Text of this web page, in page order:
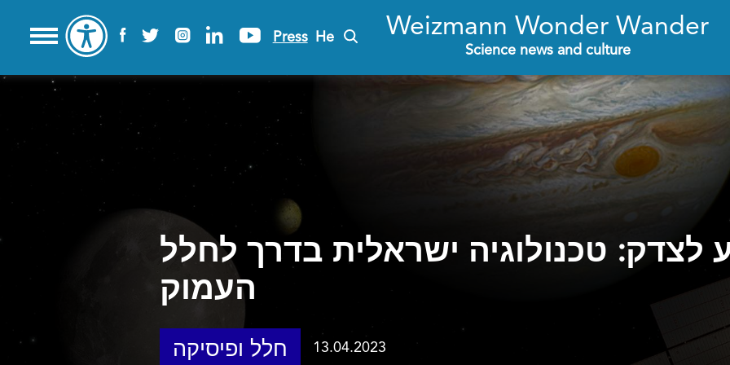
Press He Weizmann Wonder Wander
Science news and culture
תגיע לצדק: טכנולוגיה ישראלית בדרך לחלל
העמוק
חלל ופיסיקה 13.04.2023